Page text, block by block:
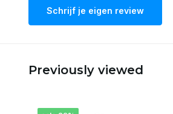
Schrijf je eigen review
Previously viewed